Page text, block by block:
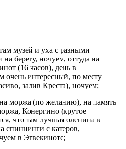
музей и уха с разными
берегу, ночуем, оттуда на
(16 часов), день в
очень интересный, по месту
залив Креста), ночуем;
моржа (по желанию), на память
Конергино (крутое
что там лучшая оленина в
спиннинги с катеров,
в Эгвекиноте;